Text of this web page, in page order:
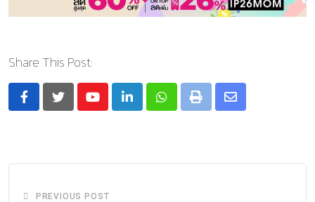
Share This Post:
YoutubeLinkedInWhatsapp
Print
Share
PREVIOUS POST